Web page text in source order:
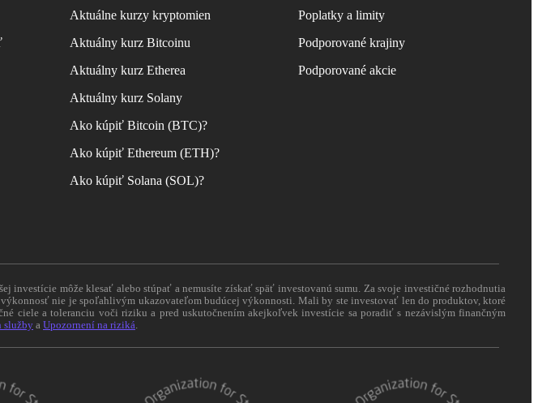
Aktuálne kurzy kryptomien
Aktuálny kurz Bitcoinu
Aktuálny kurz Etherea
Aktuálny kurz Solany
Ako kúpiť Bitcoin (BTC)?
Ako kúpiť Ethereum (ETH)?
Ako kúpiť Solana (SOL)?
Poplatky a limity
Podporované krajiny
Podporované akcie
môže klesať alebo stúpať a nemusíte získať späť investovanú sumu. Za svoje investičné rozhodnutia
nie je spoľahlivým ukazovateľom budúcej výkonnosti. Mali by ste investovať len do produktov, ktoré
ciele a toleranciu voči riziku a pred uskutočnením akejkoľvek investície sa poradiť s nezávislým finančným
služby a Upozornení na riziká